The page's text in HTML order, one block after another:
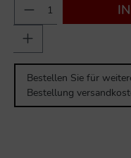
Bestellen Sie für
Bestellung